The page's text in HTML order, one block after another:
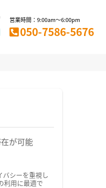
営業時間：9:00am～6:00pm
050-7586-5676
が可能
バシーを重視し
利用に最適で